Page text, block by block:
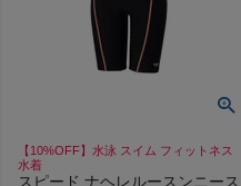
【10%OFF】水泳 スイム フィットネス
水着
スピード ナヘレルースンニース